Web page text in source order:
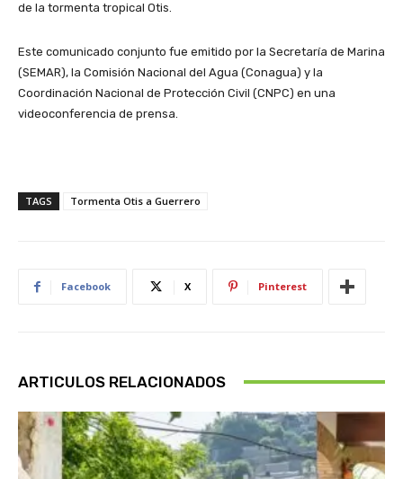
de la tormenta tropical Otis.
Este comunicado conjunto fue emitido por la Secretaría de Marina
(SEMAR), la Comisión Nacional del Agua (Conagua) y la
Coordinación Nacional de Protección Civil (CNPC) en una
videoconferencia de prensa.
TAGS Tormenta Otis a Guerrero
Facebook X Pinterest
ARTICULOS RELACIONADOS